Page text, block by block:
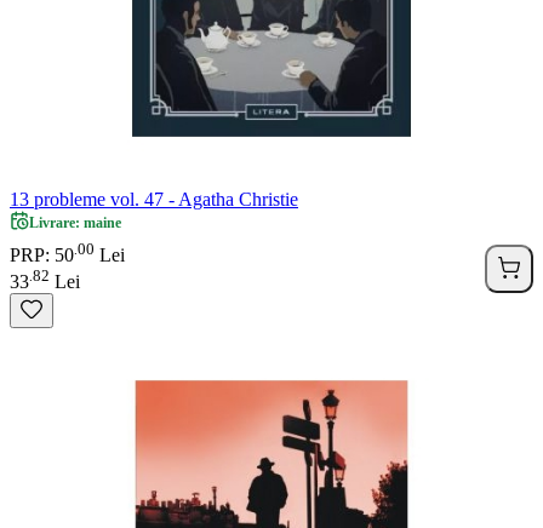
13 probleme vol. 47 - Agatha Christie
Livrare: maine
PRP: 50 00 Lei
33 82 Lei